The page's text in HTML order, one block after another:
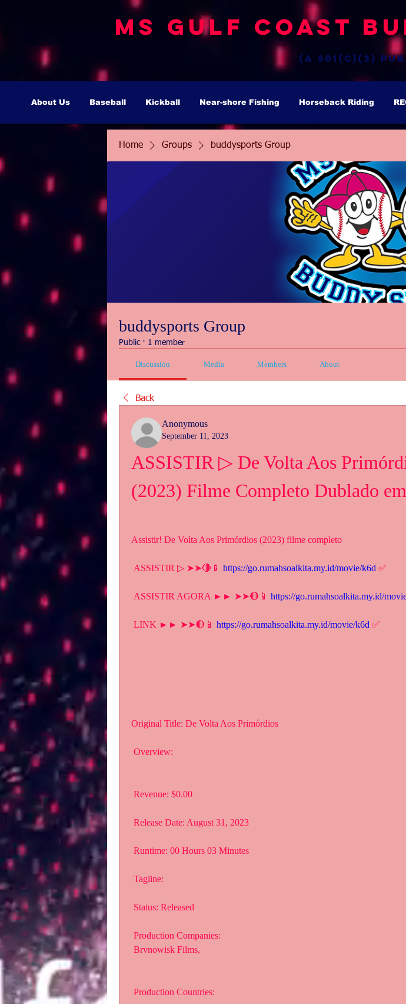
MS Gulf Coast
(a 501(c)(3)
About Us Baseball Kickball Near-shore Fishing Horseback Riding
Home Groups buddysports Group
buddysports Group
Public · 1 member
Discussion Media Members About
Back
Anonymous
September 11, 2023
ASSISTIR ▷ De Volta Aos
(2023) Filme Completo Dublado
Assistir! De Volta Aos Primórdios (2023) filme completo
ASSISTIR ▷ ➤➤🔴📱 https://go.rumahsoalkita.my.id/movie/k6d ✅
ASSISTIR AGORA ►► ➤➤🔴📱 https://go.rumahsoalkita.my.id/
LINK ►► ➤➤🔴📱 https://go.rumahsoalkita.my.id/movie/k6d ✅
Original Title: De Volta Aos Primórdios
Overview:
Revenue: $0.00
Release Date: August 31, 2023
Runtime: 00 Hours 03 Minutes
Tagline:
Status: Released
Production Companies:
Brvnowisk Films,
Production Countries: